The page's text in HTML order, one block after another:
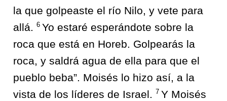
la que golpeaste el río Nilo, y vete para
allá.
6 Yo estaré esperándote sobre la
roca que está en Horeb. Golpearás la
roca, y saldrá agua de ella para que el
pueblo beba”. Moisés lo hizo así, a la
vista de los líderes de Israel.
7 Y Moisés